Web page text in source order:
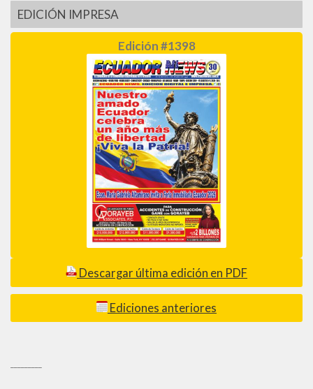
EDICIÓN IMPRESA
Edición #1398
Descargar última edición en PDF
Ediciones anteriores